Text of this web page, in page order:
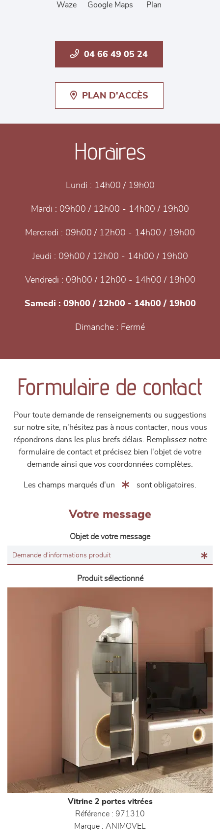
Waze Google Maps Plan
04 66 49 05 24
PLAN D'ACCÈS
Horaires
Lundi : 14h00 / 19h00
Mardi : 09h00 / 12h00 - 14h00 / 19h00
Mercredi : 09h00 / 12h00 - 14h00 / 19h00
Jeudi : 09h00 / 12h00 - 14h00 / 19h00
Vendredi : 09h00 / 12h00 - 14h00 / 19h00
Samedi : 09h00 / 12h00 - 14h00 / 19h00
Dimanche : Fermé
Formulaire de contact
Pour toute demande de renseignements ou suggestions
sur notre site, n'hésitez pas à nous contacter, nous vous
répondrons dans les plus brefs délais. Remplissez notre
formulaire de contact et précisez bien l'objet de votre
demande ainsi que vos coordonnées complètes.
Les champs marqués d'un sont obligatoires.
Votre message
Objet de votre message
Produit sélectionné
Vitrine 2 portes vitrées
Référence : 971310
Marque : ANIMOVEL